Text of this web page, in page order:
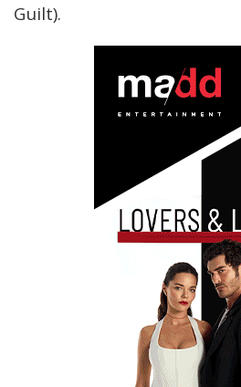
Guilt).